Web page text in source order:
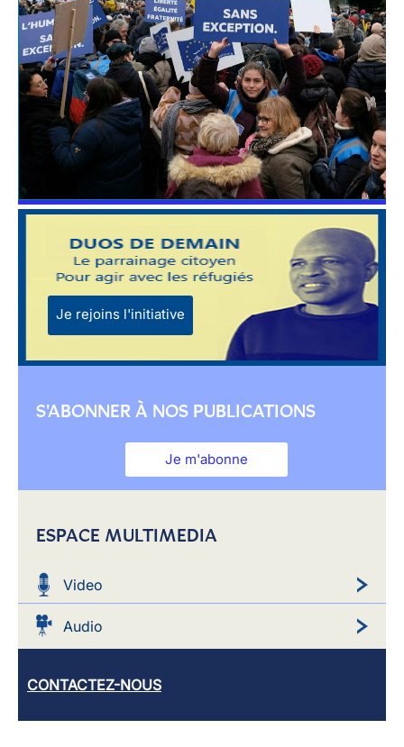
Je rejoins l'initiative
S'ABONNER À NOS PUBLICATIONS
Je m'abonne
ESPACE MULTIMEDIA
Video
Audio
CONTACTEZ-NOUS